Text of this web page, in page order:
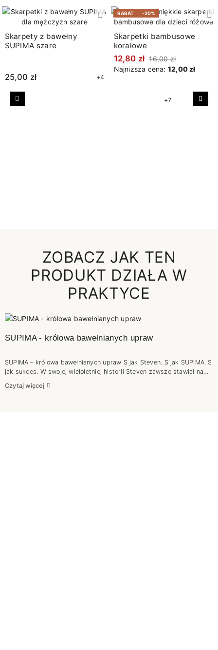
Skarpety z bawełny
SUPIMA szare
25,00 zł +4
RABAT -20%
Skarpetki bambusowe
koralowe
12,80 zł 16,00 zł
Najniższa cena: 12,00 zł
+7
Poprzedni
ZOBACZ JAK TEN
PRODUKT DZIAŁA W
PRAKTYCE
SUPIMA - królowa bawełnianych upraw
SUPIMA – królowa bawełnianych upraw S jak Steven. S jak SUPIMA. S
jak sukces. W swojej wieloletniej historii Steven zawsze stawiał na
opinii, dlatego nie ma mowy o pójściu na skróty. Sukces na rynku
Czytaj więcej